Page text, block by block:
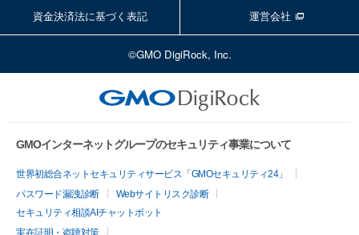
資金決済法に基づく表記 運営会社
©GMO DigiRock, Inc.
GMOインターネットグループのセキュリティ事業について
世界初総合ネットセキュリティサービス「GMOセキュリティ24」
パスワード漏洩診断
Webサイトリスク診断
セキュリティ相談AIチャットボット
実在証明・盗聴対策